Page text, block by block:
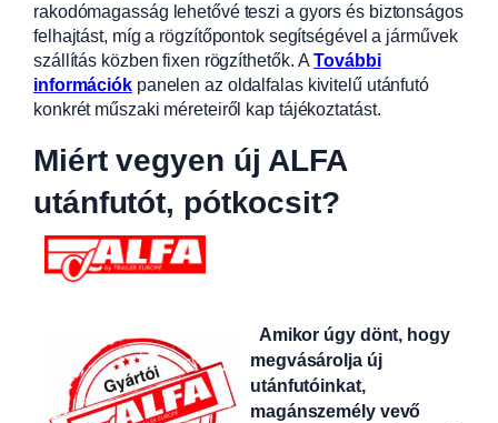
rakodómagasság lehetővé teszi a gyors és biztonságos
felhajtást, míg a rögzítőpontok segítségével a járművek
szállítás közben fixen rögzíthetők. ATovábbi
információkpanelen az oldalfalas kivitelű utánfutó
konkrét műszaki méreteiről kap tájékoztatást.
Miért vegyen új ALFA
utánfutót, pótkocsit?
Amikor úgy dönt, hogy
megvásárolja új
utánfutóinkat,
magánszemély vevő